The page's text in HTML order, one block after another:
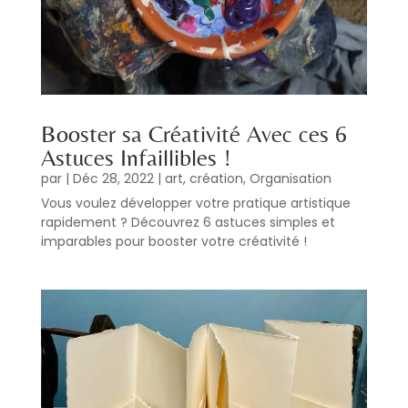
Booster sa Créativité Avec ces 6
Astuces Infaillibles !
par | Déc 28, 2022| art, création, Organisation
Vous voulez développer votre pratique artistique
rapidement ? Découvrez 6 astuces simples et
imparables pour booster votre créativité !